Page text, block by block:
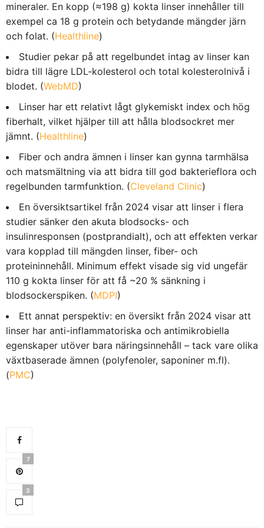
mineraler. En kopp (≈198 g) kokta linser innehåller till
exempel ca 18 g protein och betydande mängder järn
och folat. (Healthline)
Studier pekar på att regelbundet intag av linser kan
bidra till lägre LDL-kolesterol och total kolesterolnivå i
blodet. (WebMD)
Linser har ett relativt lågt glykemiskt index och hög
fiberhalt, vilket hjälper till att hålla blodsockret mer
jämnt. (Healthline)
Fiber och andra ämnen i linser kan gynna tarmhälsa
och matsmältning via att bidra till god bakterieflora och
regelbunden tarmfunktion. (Cleveland Clinic)
En översiktsartikel från 2024 visar att linser i flera
studier sänker den akuta blodsocks- och
insulinresponsen (postprandialt), och att effekten verkar
vara kopplad till mängden linser, fiber- och
proteininnehåll. Minimum effekt visade sig vid ungefär
110 g kokta linser för att få ~20 % sänkning i
blodsockerspiken. (MDPI)
Ett annat perspektiv: en översikt från 2024 visar att
linser har anti-inflammatoriska och antimikrobiella
egenskaper utöver bara näringsinnehåll – tack vare olika
växtbaserade ämnen (polyfenoler, saponiner m.fl).
(PMC)
7
3